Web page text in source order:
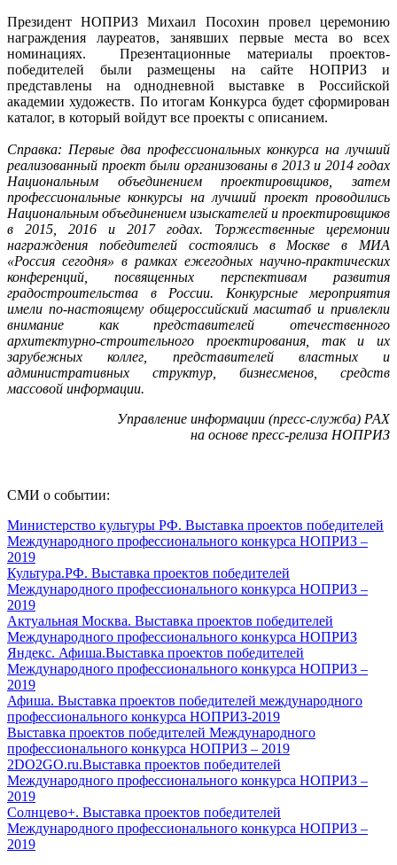
Президент НОПРИЗ Михаил Посохин провел церемонию
награждения лауреатов, занявших первые места во всех
номинациях. Презентационные материалы проектов-
победителей были размещены на сайте НОПРИЗ и
представлены на однодневной выставке в Российской
академии художеств. По итогам Конкурса будет сформирован
каталог, в который войдут все проекты с описанием.
Справка: Первые два профессиональных конкурса на лучший
реализованный проект были организованы в 2013 и 2014 годах
Национальным объединением проектировщиков, затем
профессиональные конкурсы на лучший проект проводились
Национальным объединением изыскателей и проектировщиков
в 2015, 2016 и 2017 годах. Торжественные церемонии
награждения победителей состоялись в Москве в МИА
«Россия сегодня» в рамках ежегодных научно-практических
конференций, посвященных перспективам развития
градостроительства в России. Конкурсные мероприятия
имели по-настоящему общероссийский масштаб и привлекли
внимание как представителей отечественного
архитектурно-строительного проектирования, так и их
зарубежных коллег, представителей властных и
административных структур, бизнесменов, средств
массовой информации.
Управление информации (пресс-служба) РАХ
на основе пресс-релиза НОПРИЗ
СМИ о событии:
Министерство культуры РФ. Выставка проектов победителей
Международного профессионального конкурса НОПРИЗ –
2019
Культура.РФ. Выставка проектов победителей
Международного профессионального конкурса НОПРИЗ –
2019
Актуальная Москва. Выставка проектов победителей
Международного профессионального конкурса НОПРИЗ
Яндекс. Афиша.Выставка проектов победителей
Международного профессионального конкурса НОПРИЗ –
2019
Афиша. Выставка проектов победителей международного
профессионального конкурса НОПРИЗ-2019
Выставка проектов победителей Международного
профессионального конкурса НОПРИЗ – 2019
2DO2GO.ru.Выставка проектов победителей
Международного профессионального конкурса НОПРИЗ –
2019
Солнцево+. Выставка проектов победителей
Международного профессионального конкурса НОПРИЗ –
2019